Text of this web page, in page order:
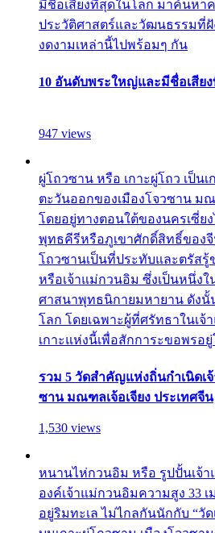
มีชื่อเสียงที่สุดในโลก มาค้นหา
ประวัติศาสตร์และวัฒนธรรมที่ฝั
งดงามเหล่านี้ไปพร้อมๆ กัน
10 อันดับพระใหญ่และมีชื่อเสีย
947 views
ผู่โถวซาน หรือ เกาะผู่โถว เป็น
ตะวันออกของเมืองโจวซาน มณ
โดยอยู่ทางตอนใต้ของนครเซี่ย
พุทธคีรีหรือภูเขาศักดิ์สิทธิ์ของ
โถวซานเป็นที่ประทับและตรัส
หรือเจ้าแม่กวนอิม ซึ่งเป็นหนึ่ง
ศาสนาพุทธนิกายมหายาน ดังนั้
โลก โดยเฉพาะผู้ที่ศรัทธาในเจ้
เกาะแห่งนี้เพื่อสักการะขอพรอ
รวม 5 วัดสำคัญแห่งถิ่นกำเนิดเ
ซาน มณฑลเจ้อเจียง ประเทศจีน
1,530 views
หนานไห่กวนอิม หรือ รูปปั้นเจ้า
องค์เจ้าแม่กวนอิมความสูง 33
อยู่ริมทะเล ไม่ไกลกันนักกับ “วั